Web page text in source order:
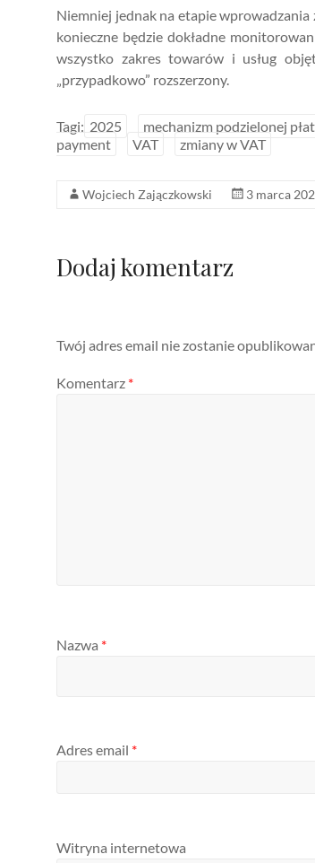
Niemniej jednak na etapie
konieczne będzie dokładne
wszystko zakres towarów i usług
„przypadkowo” rozszerzony.
Tagi: 2025 mechanizm podzielonej
payment
VAT zmiany w VAT
Wojciech Zajączkowski 3 marca
Dodaj komentarz
Twój adres email nie zostanie
Komentarz *
Nazwa *
Adres email *
Witryna internetowa